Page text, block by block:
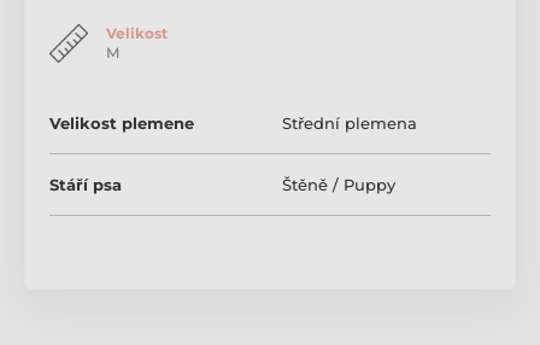
zásoby. Upozornění: Hračka je určena k použití pod
dozorem. Není určeno jako hračka pro děti.
KONG Puppy
Gumové a latexové hračky pro psy
Velikost
M
Velikost plemene Střední plemena
Stáří psa Štěně / Puppy